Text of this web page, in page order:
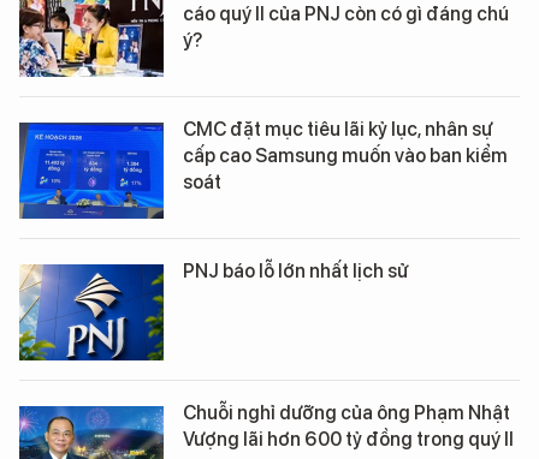
cáo quý II của PNJ còn có gì đáng chú
ý?
CMC đặt mục tiêu lãi kỷ lục, nhân sự
cấp cao Samsung muốn vào ban kiểm
soát
PNJ báo lỗ lớn nhất lịch sử
Chuỗi nghỉ dưỡng của ông Phạm Nhật
Vượng lãi hơn 600 tỷ đồng trong quý II